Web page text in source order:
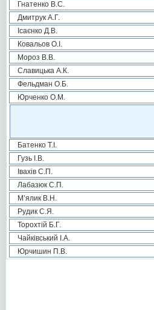
Гнатенко В.С.
Дмитрук А.Г.
Ісаєнко Д.В.
Ковальов О.І.
Мороз В.В.
Славицька А.К.
Фельдман О.Б.
Юрченко О.М.
Батенко Т.І.
Гузь І.В.
Івахів С.П.
Лабазюк С.П.
М’ялик В.Н.
Рудик С.Я.
Торохтій Б.Г.
Чайківський І.А.
Юрчишин П.В.